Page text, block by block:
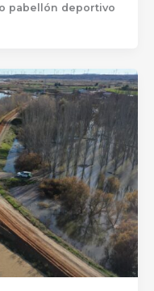
pabellón deportivo